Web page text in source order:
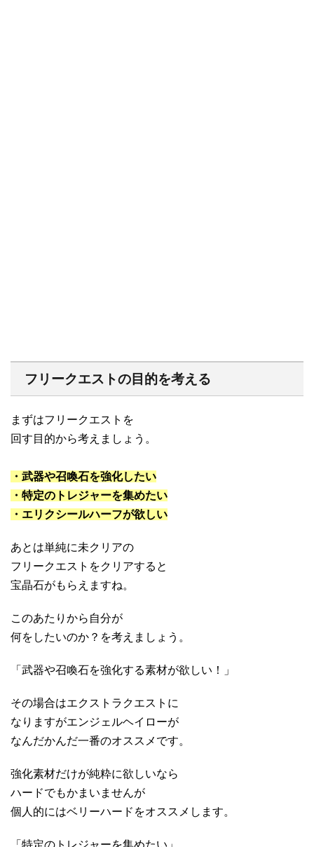
フリークエストの目的を考える
まずはフリークエストを
回す目的から考えましょう。
・武器や召喚石を強化したい
・特定のトレジャーを集めたい
・エリクシールハーフが欲しい
あとは単純に未クリアの
フリークエストをクリアすると
宝晶石がもらえますね。
このあたりから自分が
何をしたいのか？を考えましょう。
「武器や召喚石を強化する素材が欲しい！」
その場合はエクストラクエストに
なりますがエンジェルヘイローが
なんだかんだ一番のオススメです。
強化素材だけが純粋に欲しいなら
ハードでもかまいませんが
個人的にはベリーハードをオススメします。